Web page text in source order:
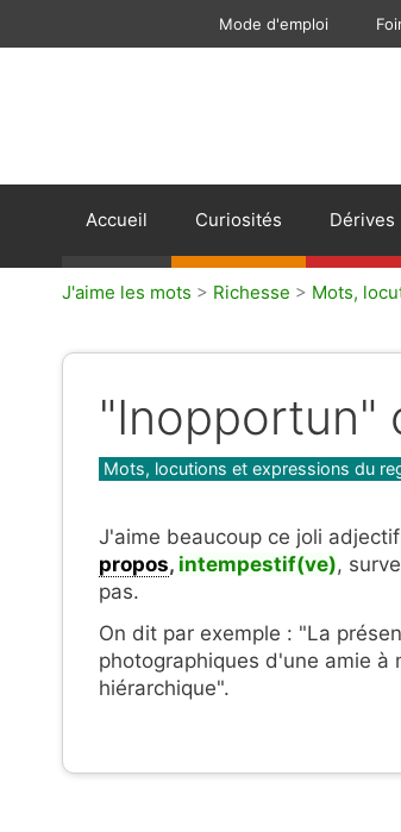
Mode d'emploi
Accueil Curiosités Dérives
J'aime les mots > Richesse > Mots,
"Inopportun"
Catégories
Mots, locutions et expressions du
J'aime beaucoup ce joli
propos, intempestif(ve), s
pas.
On dit par exemple : "La
photographiques d'une amie à
hiérarchique".